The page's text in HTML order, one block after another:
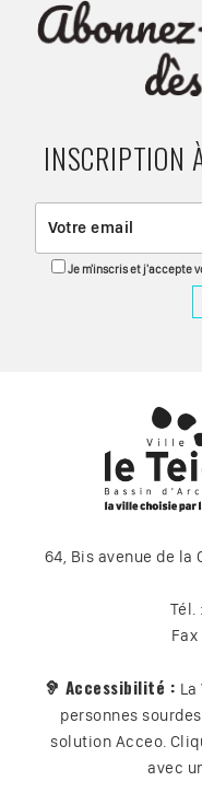
INSCRIPTION
Je m'inscris et j'accepte
64, Bis avenue de la
Tél.
🦻 Accessibilité :
personnes
solution Acceo.
avec